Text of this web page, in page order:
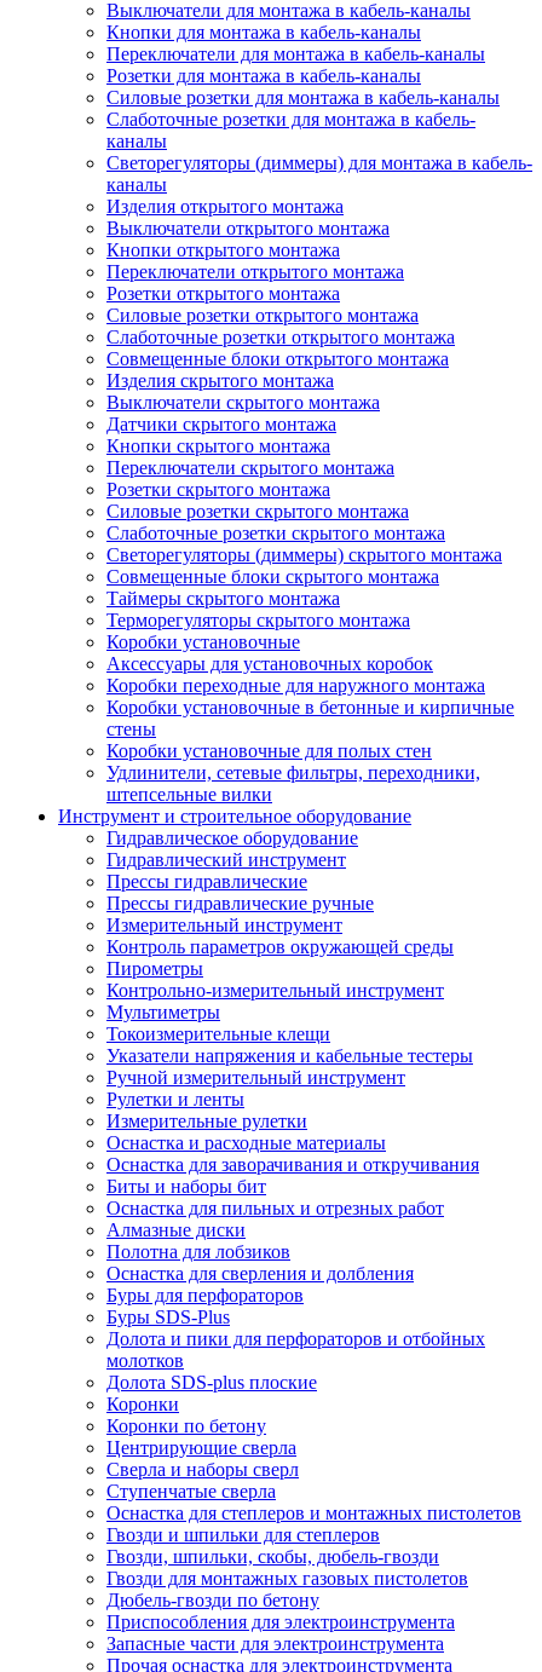
Выключатели для монтажа в кабель-каналы
Кнопки для монтажа в кабель-каналы
Переключатели для монтажа в кабель-каналы
Розетки для монтажа в кабель-каналы
Силовые розетки для монтажа в кабель-каналы
Слаботочные розетки для монтажа в кабель-
каналы
Светорегуляторы (диммеры) для монтажа в кабель-
каналы
Изделия открытого монтажа
Выключатели открытого монтажа
Кнопки открытого монтажа
Переключатели открытого монтажа
Розетки открытого монтажа
Силовые розетки открытого монтажа
Слаботочные розетки открытого монтажа
Совмещенные блоки открытого монтажа
Изделия скрытого монтажа
Выключатели скрытого монтажа
Датчики скрытого монтажа
Кнопки скрытого монтажа
Переключатели скрытого монтажа
Розетки скрытого монтажа
Силовые розетки скрытого монтажа
Слаботочные розетки скрытого монтажа
Светорегуляторы (диммеры) скрытого монтажа
Совмещенные блоки скрытого монтажа
Таймеры скрытого монтажа
Терморегуляторы скрытого монтажа
Коробки установочные
Аксессуары для установочных коробок
Коробки переходные для наружного монтажа
Коробки установочные в бетонные и кирпичные
стены
Коробки установочные для полых стен
Удлинители, сетевые фильтры, переходники,
штепсельные вилки
Инструмент и строительное оборудование
Гидравлическое оборудование
Гидравлический инструмент
Прессы гидравлические
Прессы гидравлические ручные
Измерительный инструмент
Контроль параметров окружающей среды
Пирометры
Контрольно-измерительный инструмент
Мультиметры
Токоизмерительные клещи
Указатели напряжения и кабельные тестеры
Ручной измерительный инструмент
Рулетки и ленты
Измерительные рулетки
Оснастка и расходные материалы
Оснастка для заворачивания и откручивания
Биты и наборы бит
Оснастка для пильных и отрезных работ
Алмазные диски
Полотна для лобзиков
Оснастка для сверления и долбления
Буры для перфораторов
Буры SDS-Plus
Долота и пики для перфораторов и отбойных
молотков
Долота SDS-plus плоские
Коронки
Коронки по бетону
Центрирующие сверла
Сверла и наборы сверл
Ступенчатые сверла
Оснастка для степлеров и монтажных пистолетов
Гвозди и шпильки для степлеров
Гвозди, шпильки, скобы, дюбель-гвозди
Гвозди для монтажных газовых пистолетов
Дюбель-гвозди по бетону
Приспособления для электроинструмента
Запасные части для электроинструмента
Прочая оснастка для электроинструмента